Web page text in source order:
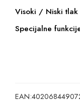
Visoki / Niski tlak
Specijalne
EAN: